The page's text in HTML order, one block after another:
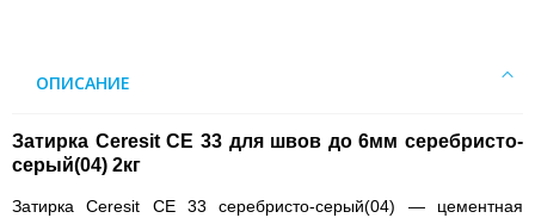
ОПИСАНИЕ
Затирка Ceresit CE 33 для швов до 6мм серебристо-
серый(04) 2кг
Затирка Ceresit CE 33 серебристо-серый(04) — цементная